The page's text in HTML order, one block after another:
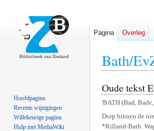
Bath/
Naar
navigatie
springen
Naar
zoeken
springen
Oude tekst
'BATH (Bad,
Dorp binnen de
*Rilland-Bath.
Pagina Overleg
Hoofdpagina
Recente wijzigingen
Willekeurige pagina
Hulp met MediaWiki